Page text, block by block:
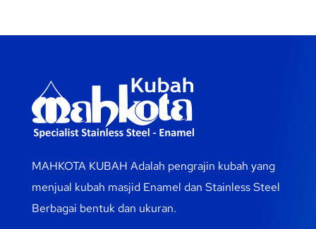
MAHKOTA KUBAH Adalah pengrajin kubah yang
menjual kubah masjid Enamel dan Stainless Steel
Berbagai bentuk dan ukuran.